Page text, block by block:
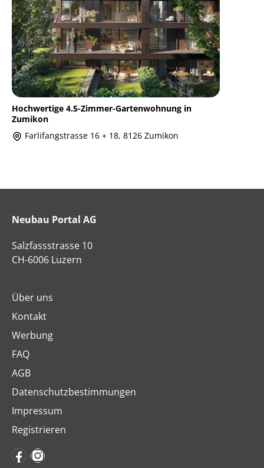
Hochwertige 4.5-Zimmer-Gartenwohnung in
Zumikon
Farlifangstrasse 16 + 18, 8126 Zumikon
Neubau Portal AG
Salzfassstrasse 10
CH-6006 Luzern
Über uns
Kontakt
Werbung
FAQ
AGB
Datenschutzbestimmungen
Impressum
Registrieren